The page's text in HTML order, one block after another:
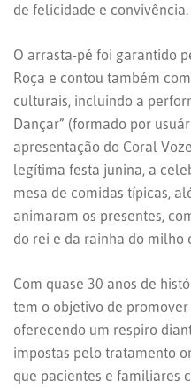
de felicidade e convivência.
O arrasta-pé foi garantido
Roça e contou também
culturais, incluindo a
Dançar” (formado por
apresentação do Coral
legítima festa junina, a
mesa de comidas típicas,
animaram os presentes,
do rei e da rainha do milho
Com quase 30 anos de
tem o objetivo de
oferecendo um respiro
impostas pelo tratamento
que pacientes e familiares